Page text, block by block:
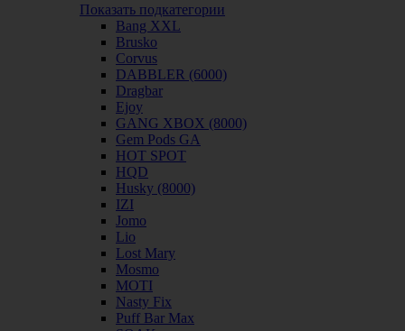
Показать подкатегории
Bang XXL
Brusko
Corvus
DABBLER (6000)
Dragbar
Ejoy
GANG XBOX (8000)
Gem Pods GA
HOT SPOT
HQD
Husky (8000)
IZI
Jomo
Lio
Lost Mary
Mosmo
MOTI
Nasty Fix
Puff Bar Max